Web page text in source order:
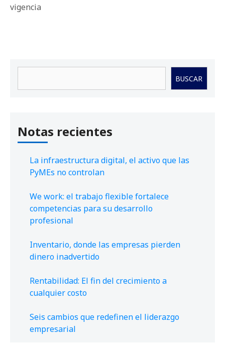
vigencia
BUSCAR
Notas recientes
La infraestructura digital, el activo que las
PyMEs no controlan
We work: el trabajo flexible fortalece
competencias para su desarrollo
profesional
Inventario, donde las empresas pierden
dinero inadvertido
Rentabilidad: El fin del crecimiento a
cualquier costo
Seis cambios que redefinen el liderazgo
empresarial